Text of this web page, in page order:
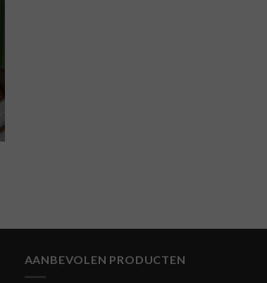
AANBEVOLEN PRODUCTEN